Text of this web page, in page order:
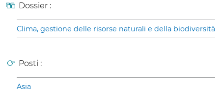
Dossier :
Clima, gestione delle risorse naturali e della biodiversità
Posti :
Asia